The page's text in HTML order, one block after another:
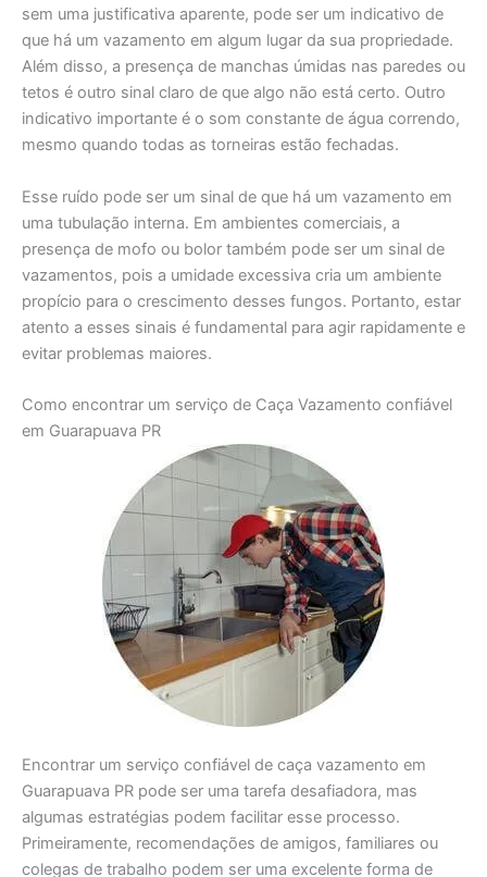
sem uma justificativa aparente, pode ser um indicativo de
que há um vazamento em algum lugar da sua propriedade.
Além disso, a presença de manchas úmidas nas paredes ou
tetos é outro sinal claro de que algo não está certo. Outro
indicativo importante é o som constante de água correndo,
mesmo quando todas as torneiras estão fechadas.
Esse ruído pode ser um sinal de que há um vazamento em
uma tubulação interna. Em ambientes comerciais, a
presença de mofo ou bolor também pode ser um sinal de
vazamentos, pois a umidade excessiva cria um ambiente
propício para o crescimento desses fungos. Portanto, estar
atento a esses sinais é fundamental para agir rapidamente e
evitar problemas maiores.
Como encontrar um serviço de Caça Vazamento confiável
em Guarapuava PR
Encontrar um serviço confiável de caça vazamento em
Guarapuava PR pode ser uma tarefa desafiadora, mas
algumas estratégias podem facilitar esse processo.
Primeiramente, recomendações de amigos, familiares ou
colegas de trabalho podem ser uma excelente forma de